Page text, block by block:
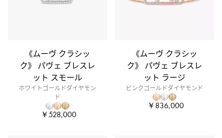
《ムーヴ クラシッ
ク》 パヴェ ブレスレ
ット スモール
ホワイトゴールドダイヤモン
ド
￥528,000
《ムーヴ クラシッ
ク》 パヴェ ブレスレ
ット ラージ
ピンクゴールドダイヤモンド
￥836,000